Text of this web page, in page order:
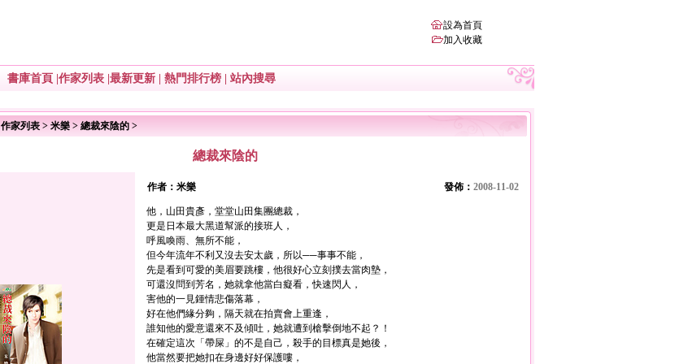
設為首頁
加入收藏
書庫首頁 作家列表 最新更新 熱門排行榜 站內搜尋
作家列表 > 米樂 > 總裁來陰的 >
總裁來陰的
作者： 米樂 發佈： 2008-11-02
他，山田貴彥，堂堂山田集團總裁，
更是日本最大黑道幫派的接班人，
呼風喚雨、無所不能，
但今年流年不利又沒去安太歲，所以──事事不能，
先是看到可愛的美眉要跳樓，他很好心立刻撲去當肉墊，
可還沒問到芳名，她就拿他當白癡看，快速閃人，
害他的一見鍾情悲傷落幕，
好在他們緣分夠，隔天就在拍賣會上重逢，
誰知他的愛意還來不及傾吐，她就遭到槍擊倒地不起？！
在確定這次「帶屎」的不是自己，殺手的目標真是她後，
他當然要把她扣在身邊好好保護嘍，